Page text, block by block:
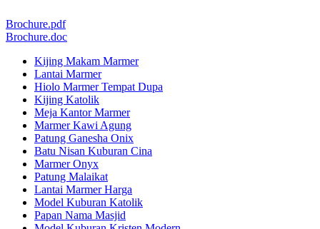
Brochure.pdf
Brochure.doc
Kijing Makam Marmer
Lantai Marmer
Hiolo Marmer Tempat Dupa
Kijing Katolik
Meja Kantor Marmer
Marmer Kawi Agung
Patung Ganesha Onix
Batu Nisan Kuburan Cina
Marmer Onyx
Patung Malaikat
Lantai Marmer Harga
Model Kuburan Katolik
Papan Nama Masjid